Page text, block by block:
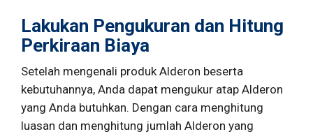
Lakukan Pengukuran dan Hitung
Perkiraan Biaya
Setelah mengenali produk Alderon beserta
kebutuhannya, Anda dapat mengukur atap Alderon
yang Anda butuhkan. Dengan cara menghitung
luasan dan menghitung jumlah Alderon yang